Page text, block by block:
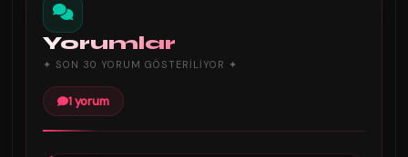
Yorumlar
✦ SON 30 YORUM GÖSTERILIYOR ✦
1 yorum